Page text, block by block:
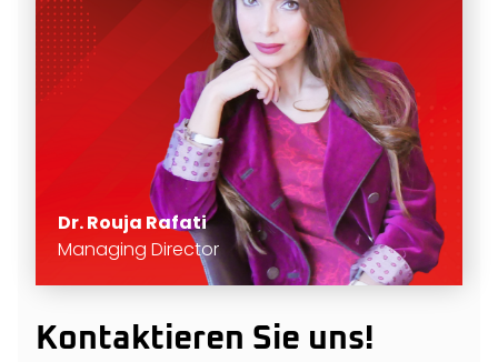
Dr. Rouja Rafati
Managing Director
Kontaktieren Sie uns!